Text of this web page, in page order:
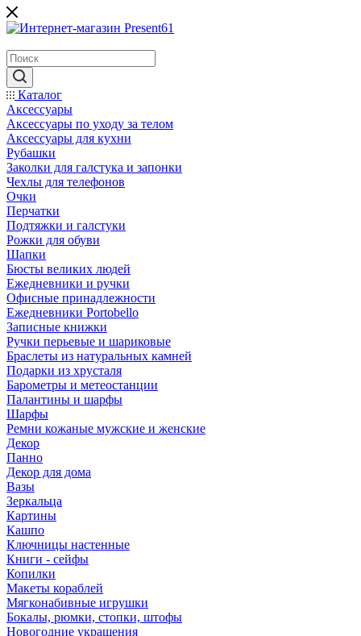
Каталог
Аксессуары
Аксессуары по уходу за телом
Аксессуары для кухни
Рубашки
Заколки для галстука и запонки
Чехлы для телефонов
Очки
Перчатки
Подтяжки и галстуки
Рожки для обуви
Шапки
Бюсты великих людей
Ежедневники и ручки
Офисные принадлежности
Ежедневники Portobello
Записные книжки
Ручки перьевые и шариковые
Браслеты из натуральных камней
Подарки из хрусталя
Барометры и метеостанции
Палантины и шарфы
Шарфы
Ремни кожаные мужские и женские
Декор
Панно
Декор для дома
Вазы
Зеркальца
Картины
Кашпо
Ключницы настенные
Книги - сейфы
Копилки
Макеты кораблей
Мягконабивные игрушки
Бокалы, рюмки, стопки, штофы
Новогодние украшения